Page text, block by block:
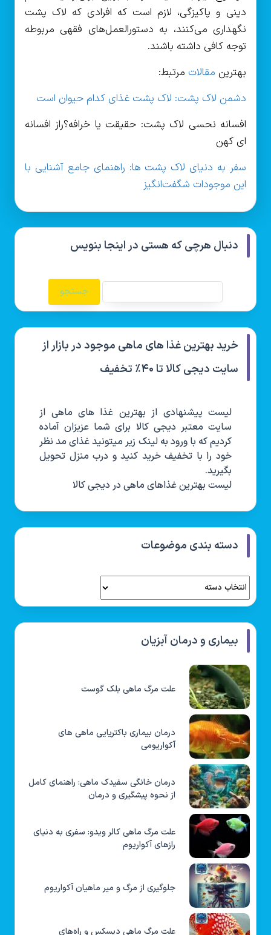
دینی و پاکیزگی، لازم است که افرادی که لاک پشت
نگهداری می‌کنند، به دستورالعمل‌های فقهی مربوطه
توجه کافی داشته باشند.
بهترین مقالات مرتبط:
دشمن لاک پشت: لاک پشت غذای کدام حیوان است
افسانه نحسی لاک پشت: حقیقت یا خرافه؟راز افسانه
ای کهن
سفر به دنیای لاک پشت ها: راهنمای جامع آشنایی با
این موجودات شگفت‌انگیز
دنبال هرچی که هستی در اینجا بنویس
خرید بهترین غذا های ماهی موجود در بازار از
سایت دیجی کالا تا ۴۰٪ تخفیف
لیست پیشنهادی از بهترین غذا های ماهی از
سایت معتبر دیجی کالا برای شما عزیزان آماده
کردیم که با ورود به لینک زیر میتونید غذای مد نظر
خود را با تخفیف خرید کنید و درب منزل تحویل
بگیرید.
لیست بهترین غذاهای ماهی در دیجی کالا
دسته بندی موضوعات
بیماری و درمان آبزیان
علت مرگ ماهی بلک گوست
درمان بیماری باکتریایی ماهی های
آکواریومی
درمان خانگی سفیدک ماهی: راهنمای کامل
از نحوه پیشگیری و درمان
علت مرگ ماهی کالر ویدو: سفری به دنیای
رازهای آکواریوم
جلوگیری از مرگ و میر ماهیان آکواریوم
علت مرگ ماهی دیسکس و راه‌های